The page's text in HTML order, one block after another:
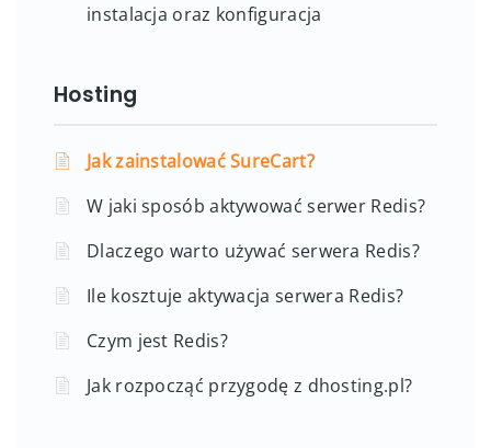
instalacja oraz konfiguracja
Hosting
Jak zainstalować SureCart?
W jaki sposób aktywować serwer Redis?
Dlaczego warto używać serwera Redis?
Ile kosztuje aktywacja serwera Redis?
Czym jest Redis?
Jak rozpocząć przygodę z dhosting.pl?